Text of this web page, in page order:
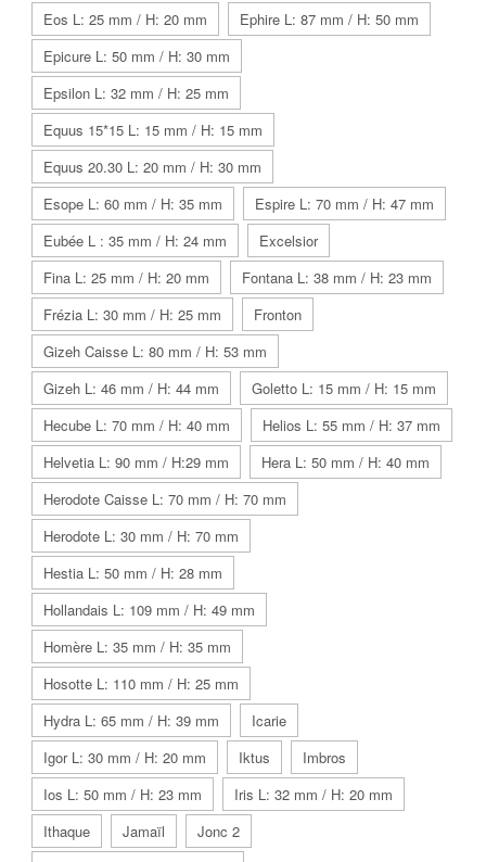
Eos L: 25 mm / H: 20 mm
Ephire L: 87 mm / H: 50 mm
Epicure L: 50 mm / H: 30 mm
Epsilon L: 32 mm / H: 25 mm
Equus 15*15 L: 15 mm / H: 15 mm
Equus 20.30 L: 20 mm / H: 30 mm
Esope L: 60 mm / H: 35 mm
Espire L: 70 mm / H: 47 mm
Eubée L : 35 mm / H: 24 mm
Excelsior
Fina L: 25 mm / H: 20 mm
Fontana L: 38 mm / H: 23 mm
Frézia L: 30 mm / H: 25 mm
Fronton
Gizeh Caisse L: 80 mm / H: 53 mm
Gizeh L: 46 mm / H: 44 mm
Goletto L: 15 mm / H: 15 mm
Hecube L: 70 mm / H: 40 mm
Helios L: 55 mm / H: 37 mm
Helvetia L: 90 mm / H:29 mm
Hera L: 50 mm / H: 40 mm
Herodote Caisse L: 70 mm / H: 70 mm
Herodote L: 30 mm / H: 70 mm
Hestia L: 50 mm / H: 28 mm
Hollandais L: 109 mm / H: 49 mm
Homère L: 35 mm / H: 35 mm
Hosotte L: 110 mm / H: 25 mm
Hydra L: 65 mm / H: 39 mm
Icarie
Igor L: 30 mm / H: 20 mm
Iktus
Imbros
Ios L: 50 mm / H: 23 mm
Iris L: 32 mm / H: 20 mm
Ithaque
Jamaïl
Jonc 2